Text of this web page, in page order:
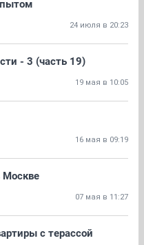
24 июля в 20:23
- 3 (часть 19)
19 мая в 10:05
16 мая в 09:19
Москве
07 мая в 11:27
с терассой